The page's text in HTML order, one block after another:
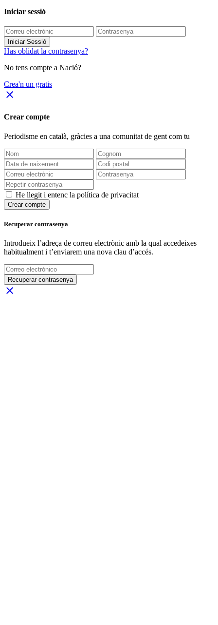
Iniciar sessió
Iniciar Sessió
Has oblidat la contrasenya?
No tens compte a Nació?
Crea'n un gratis
close
Crear compte
Periodisme en català, gràcies a una comunitat de gent com tu
He llegit i entenc la política de privacitat
Crear compte
Recuperar contrasenya
Introdueix l’adreça de correu electrònic amb la qual accedeixes
habitualment i t’enviarem una nova clau d’accés.
Recuperar contrasenya
close